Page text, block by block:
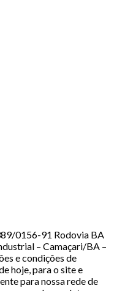
0156-91 Rodovia BA
– Camaçari/BA –
e condições de
hoje, para o site e
para nossa rede de